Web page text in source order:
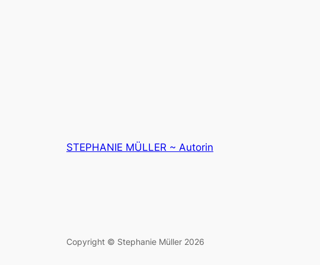
STEPHANIE MÜLLER ~ Autorin
Copyright © Stephanie Müller 2026